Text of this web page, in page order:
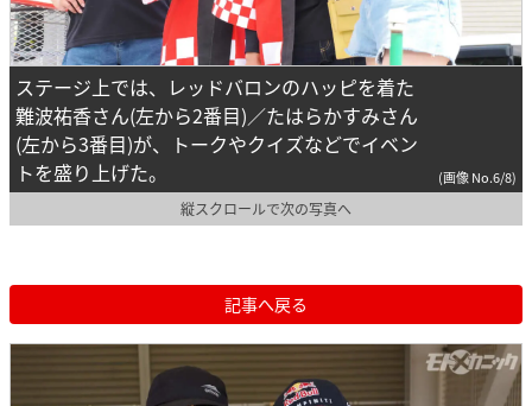
ステージ上では、レッドバロンのハッピを着た
難波祐香さん(左から2番目)／たはらかすみさん
(左から3番目)が、トークやクイズなどでイベン
トを盛り上げた。
(画像 No.6/8)
縦スクロールで次の写真へ
記事へ戻る